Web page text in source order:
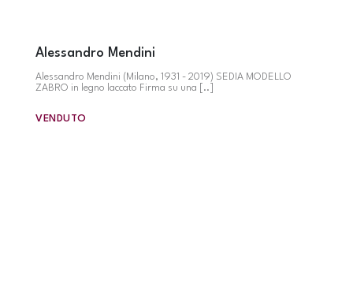
Alessandro Mendini
Alessandro Mendini (Milano, 1931 - 2019) SEDIA MODELLO
ZABRO in legno laccato Firma su una [..]
VENDUTO